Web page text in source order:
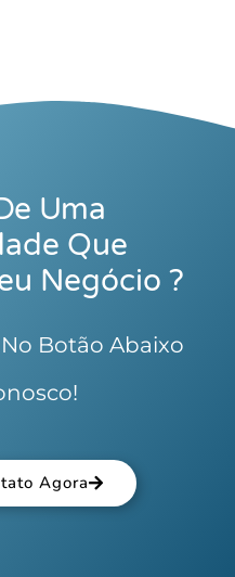
Uma
Que
Negócio ?
Botão Abaixo
Agora